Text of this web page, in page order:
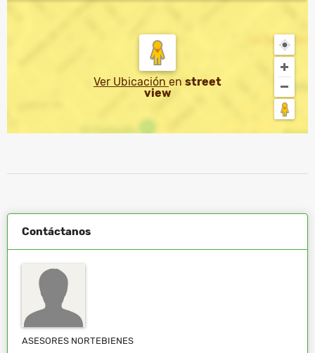
Ver Ubicación en street
view
Contáctanos
ASESORES NORTEBIENES